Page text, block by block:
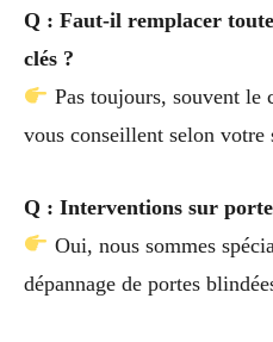
Q : Faut-il remplacer
clés ?
Pas toujours, souvent
vous conseillent selon votre
Q : Interventions sur
Oui, nous sommes
dépannage de portes